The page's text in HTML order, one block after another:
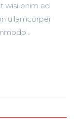
wisi enim ad
ullamcorper